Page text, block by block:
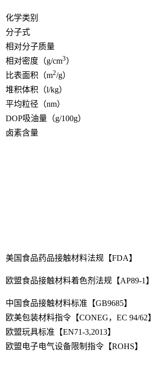
化学类别
分子式
相对分子质量
相对密度（g/cm3）
比表面积（m2/g）
堆积体积（l/kg）
平均粒径（nm）
DOP吸油量（g/100g）
卤素含量
美国食品药品接触材料法规【FDA】
欧盟食品接触材料着色剂法规【AP89-1】
中国食品接触材料标准【GB9685】
欧美包装材料指令【CONEG，EC 94/62】
欧盟玩具标准【EN71-3,2013】
欧盟电子电气设备限制指令【ROHS】